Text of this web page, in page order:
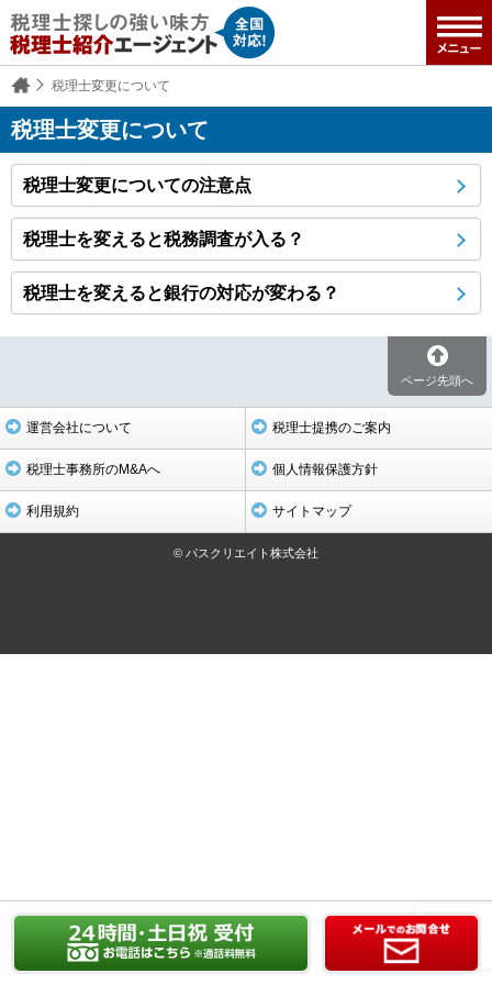
税理士変更について
税理士変更について
税理士変更についての注意点
税理士を変えると税務調査が入る？
税理士を変えると銀行の対応が変わる？
ページ先頭へ
運営会社について 税理士提携のご案内
税理士事務所のM&Aへ 個人情報保護方針
利用規約 サイトマップ
© パスクリエイト株式会社